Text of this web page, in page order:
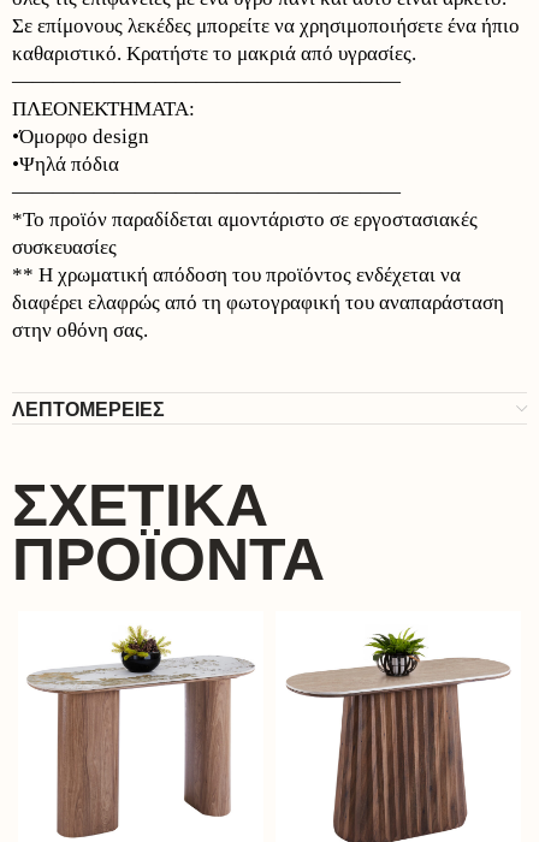
Σε επίμονους λεκέδες μπορείτε να χρησιμοποιήσετε ένα ήπιο
καθαριστικό. Κρατήστε το μακριά από υγρασίες.
———————————————————
ΠΛΕΟΝΕΚΤΗΜΑΤΑ:
•Όμορφο design
•Ψηλά πόδια
———————————————————
*Το προϊόν παραδίδεται αμοντάριστο σε εργοστασιακές
συσκευασίες
** Η χρωματική απόδοση του προϊόντος ενδέχεται να
διαφέρει ελαφρώς από τη φωτογραφική του αναπαράσταση
στην οθόνη σας.
ΛΕΠΤΟΜΕΡΕΙΕΣ
ΣΧΕΤΙΚΆ
ΠΡΟΪΌΝΤΑ